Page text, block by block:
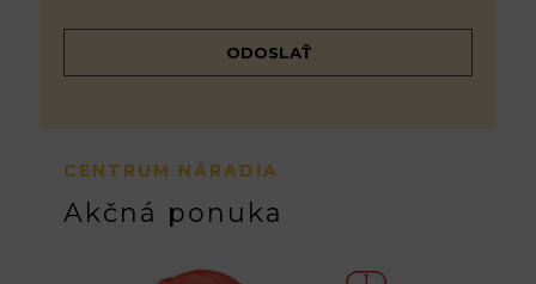
CENTRUM NÁRADIA
Akčná ponuka